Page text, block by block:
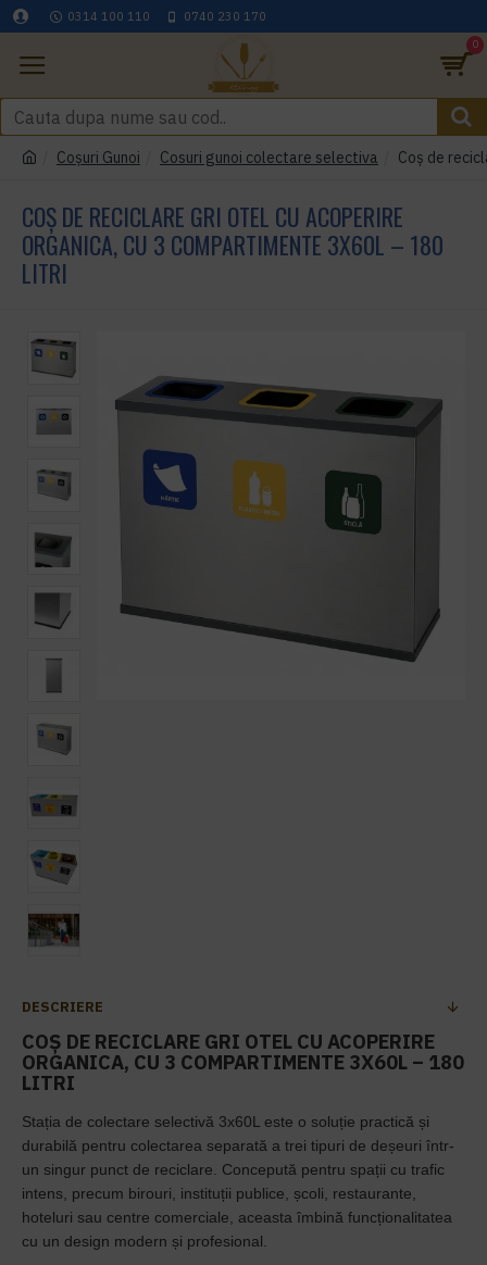
0314 100 110 0740 230 170
0
Coşuri Gunoi Cosuri gunoi colectare selectiva Coș de
COȘ DE RECICLARE GRI OTEL CU ACOPERIRE
ORGANICA, CU 3 COMPARTIMENTE 3X60L – 180
LITRI
DESCRIERE
COȘ DE RECICLARE GRI OTEL CU ACOPERIRE
ORGANICA, CU 3 COMPARTIMENTE 3X60L – 180
LITRI
Stația de colectare selectivă 3x60L este o soluție practică și
durabilă pentru colectarea separată a trei tipuri de deșeuri într-
un singur punct de reciclare. Concepută pentru spații cu trafic
intens, precum birouri, instituții publice, școli, restaurante,
hoteluri sau centre comerciale, aceasta îmbină funcționalitatea
cu un design modern și profesional.